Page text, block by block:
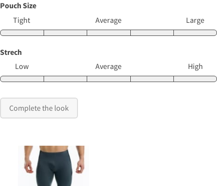
Pouch Size
Tight
Average Large
Strech
Low
Average High
Complete the look